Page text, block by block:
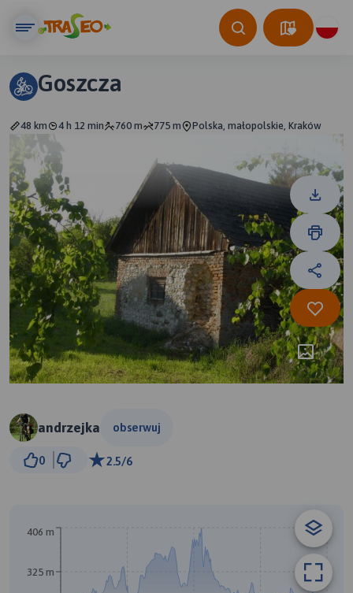
Goszcza
48 km 4 h 12 min 760 m 775 m Polska, małopolskie, Kraków
andrzejka obserwuj
0 2.5/6
325 m
406 m